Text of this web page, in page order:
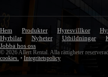
Hem Produkter Hyresvillkor
Hyrbilar
Nyheter Utbildningar
Jobba hos oss
© 2026 Allert Rental. Alla rättigheter
cookies. • Integritetspolicy